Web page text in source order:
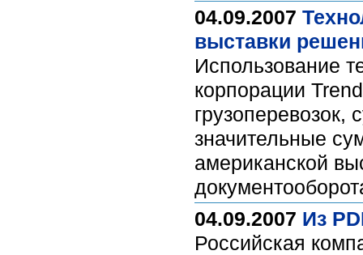
04.09.2007
выставки
Использование
корпорации
значительные
американской
04.09.2007 Из
Российская